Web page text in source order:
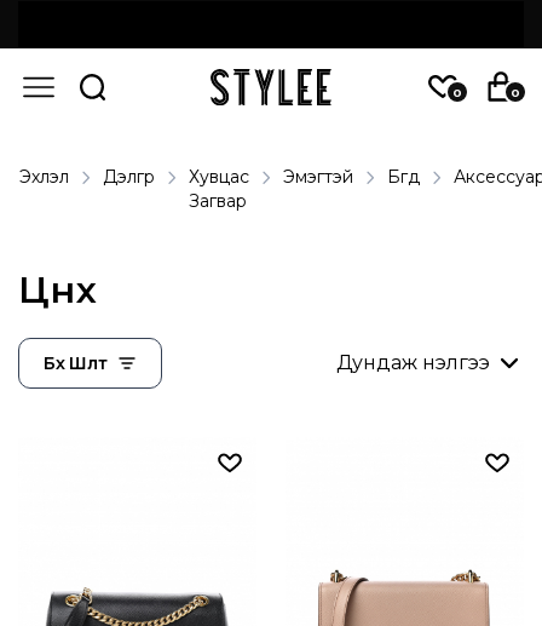
0 0
Эхлэл Дэлгүүр
Хувцас
Загвар
Эмэгтэй Бүгд
Цүнх
Бүх Шүүлт